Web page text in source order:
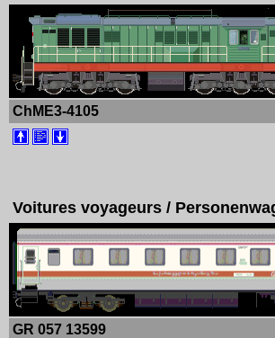
ChME3-4105
Voitures voyageurs /
GR 057 13599